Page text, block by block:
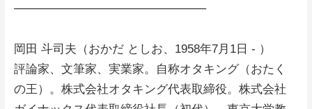
───────────────────────
岡田 斗司夫（おかだ としお、1958年7月1日 - ）
評論家、文筆家、実業家。自称オタキング（おたく
の王）。株式会社オタキング代表取締役。株式会社